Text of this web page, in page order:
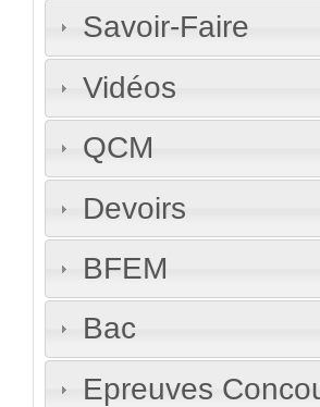
Savoir-Faire
Vidéos
QCM
Devoirs
BFEM
Bac
Epreuves